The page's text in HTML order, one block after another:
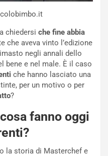
chiedersi che fine abbia
che aveva vinto l’edizione
negli annali dello
bene e nel male. È il caso
che hanno lasciato una
per un motivo o per
?
fanno oggi
la storia di Masterchef e